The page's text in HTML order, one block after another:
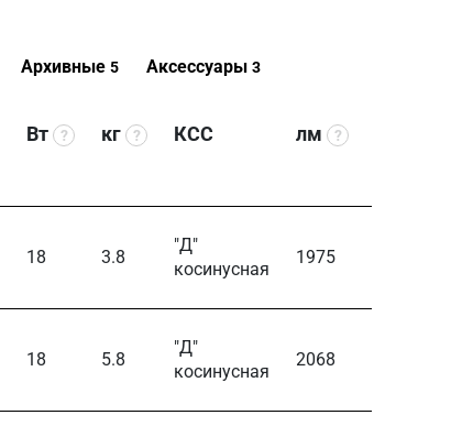
Архивные 5 Аксессуары 3
Вт ? кг ? КСС лм ?
18 3.8
"Д"
косинусная
1975
18 5.8
"Д"
косинусная
2068